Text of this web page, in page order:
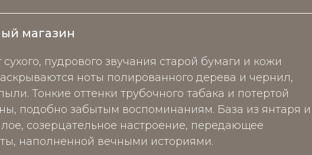
магазин
пудрового звучания старой бумаги и кожи
ноты полированного дерева и чернил,
Тонкие оттенки трубочного табака и потертой
подобно забытым воспоминаниям. База из янтаря и
созерцательное настроение, передающее
наполненной вечными историями.